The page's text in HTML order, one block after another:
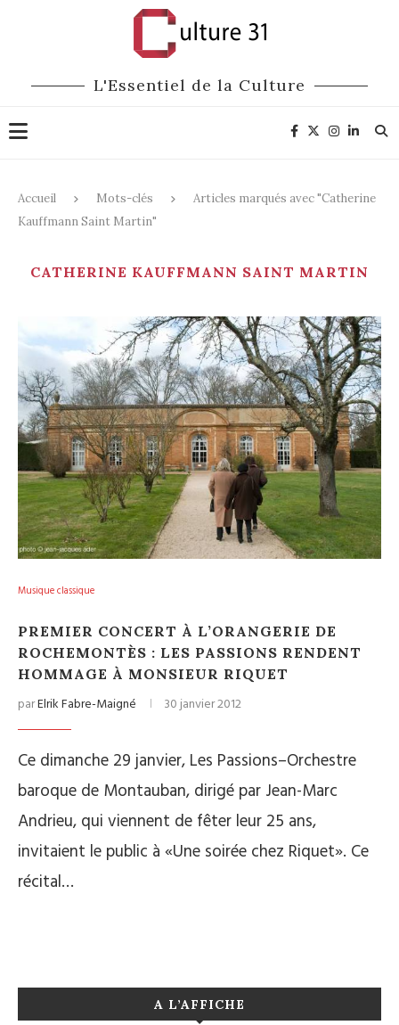
L'Essentiel de la Culture
Accueil Mots-clés
Articles marqués avec "Catherine
Kauffmann Saint Martin"
CATHERINE KAUFFMANN SAINT MARTIN
Musique classique
PREMIER CONCERT À L’ORANGERIE DE
ROCHEMONTÈS : LES PASSIONS RENDENT
HOMMAGE À MONSIEUR RIQUET
parElrik Fabre-Maigné 30 janvier 2012
Ce dimanche 29 janvier, Les Passions–Orchestre
baroque de Montauban, dirigé par Jean-Marc
Andrieu, qui viennent de fêter leur 25 ans,
invitaient le public à «Une soirée chez Riquet». Ce
récital…
A L’AFFICHE